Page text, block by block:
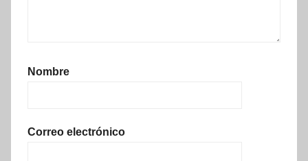
Nombre
Correo electrónico